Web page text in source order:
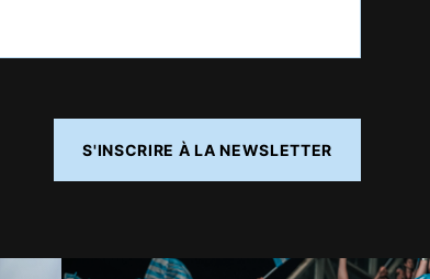
S'INSCRIRE À LA NEWSLETTER